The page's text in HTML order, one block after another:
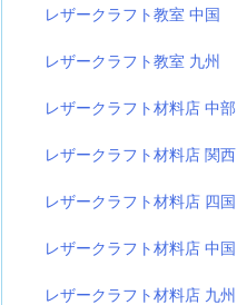
レザークラフト教室 中国
レザークラフト教室 九州
レザークラフト材料店 中部
レザークラフト材料店 関西
レザークラフト材料店 四国
レザークラフト材料店 中国
レザークラフト材料店 九州